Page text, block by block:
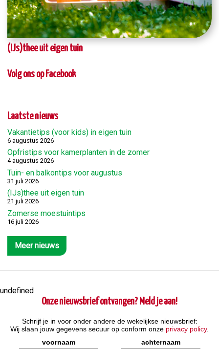
(IJs)thee uit eigen tuin
Volg ons op Facebook
Laatste nieuws
Vakantietips (voor kids) in eigen tuin
6 augustus 2026
Opfristips voor kamerplanten in de zomer
4 augustus 2026
Tuin- en balkontips voor augustus
31 juli 2026
(IJs)thee uit eigen tuin
21 juli 2026
Zomerse moestuintips
16 juli 2026
Meer nieuws
undefined
Onze nieuwsbrief ontvangen? Meld je aan!
Schrijf je in voor onder andere de wekelijkse nieuwsbrief:
Wij slaan jouw gegevens secuur op conform onze privacy policy.
voornaam
achternaam